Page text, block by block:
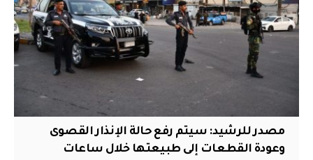
مصدر للرشيد: سيتم رفع حالة الإنذار القصوى
وعودة القطعات إلى طبيعتها خلال ساعات